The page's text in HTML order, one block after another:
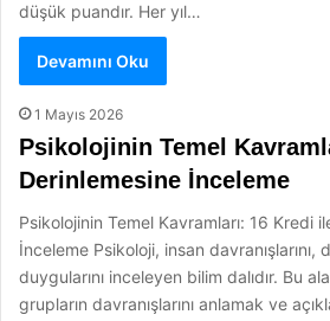
düşük puandır. Her yıl…
Devamını Oku
1 Mayıs 2026
Psikolojinin Temel
Derinlemesine İnceleme
Psikolojinin Temel Kavramları: 16 Kredi
İnceleme Psikoloji, insan davranışlarını,
duygularını inceleyen bilim dalıdır. Bu
grupların davranışlarını anlamak ve